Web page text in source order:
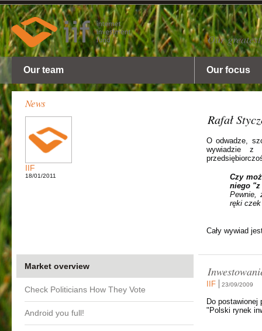
Our
Our team Our focus
News
IIF
18/01/2011
Rafał
O odwadze,
wywiadzie z
Czy
niego
Pewnie,
ręki czek
Cały wywiad
Market overview
Check Politicians How They Vote
Android you full!
IIF 23/09/2009
Do
"Polski rynek